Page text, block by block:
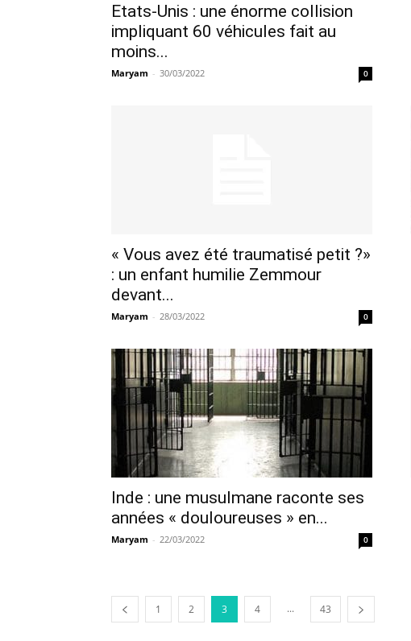
Etats-Unis : une énorme collision
impliquant 60 véhicules fait au
moins...
Maryam - 30/03/2022 0
« Vous avez été traumatisé petit ?»
: un enfant humilie Zemmour
devant...
Maryam - 28/03/2022 0
Inde : une musulmane raconte ses
années « douloureuses » en...
Maryam - 22/03/2022 0
1 2 3 4 ... 43